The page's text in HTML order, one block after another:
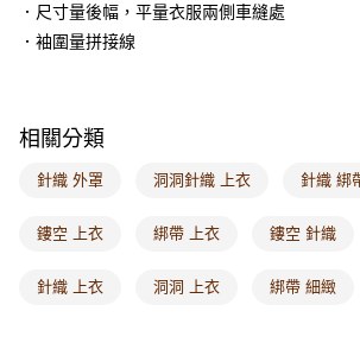
宅配
每筆NT$60，滿NT$1,000(含以上)免運費
海外配送-港/澳/新/馬/泰國專屬
海外配送-其他亞洲地區
．尺寸量後幅，平量衣服兩側車縫處
．袖圍量拼接線
相關分類
針織 外罩 洞洞針織 上衣 針織 綁
鏤空 上衣 綁帶 上衣 鏤空 針織
針織 上衣 洞洞 上衣 綁帶 細緻